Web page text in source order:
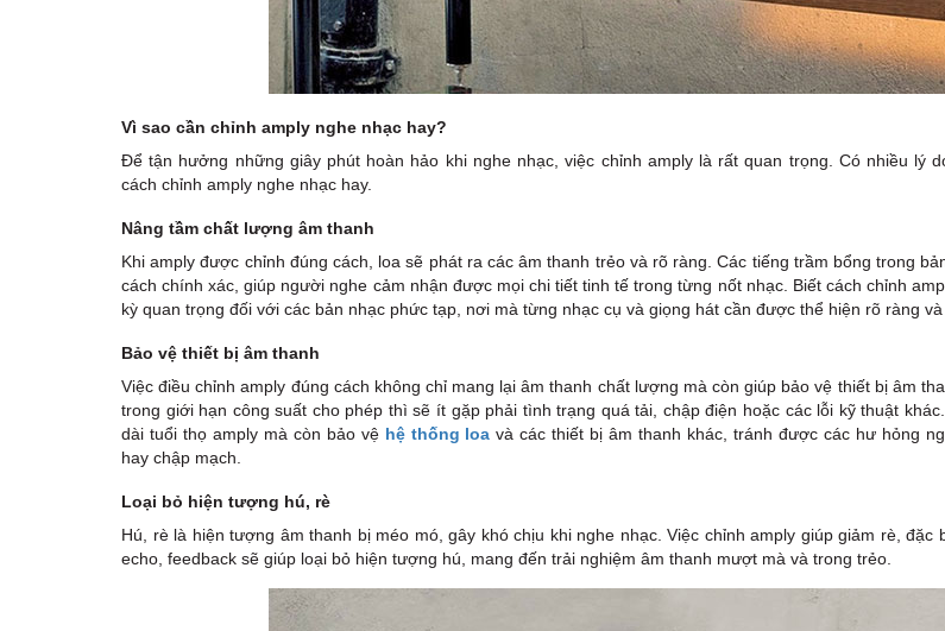
Vì sao cần chỉnh amply nghe nhạc hay?
Để tận hưởng những giây phút hoàn hảo khi nghe nhạc, việc chỉnh amply là rất quan trọng. Có nhiều lý
cách chỉnh amply nghe nhạc hay.
Nâng tầm chất lượng âm thanh
Khi amply được chỉnh đúng cách, loa sẽ phát ra các âm thanh trẻo và rõ ràng. Các tiếng trầm bổng trong
cách chính xác, giúp người nghe cảm nhận được mọi chi tiết tinh tế trong từng nốt nhạc. Biết cách chỉnh
kỳ quan trọng đối với các bản nhạc phức tạp, nơi mà từng nhạc cụ và giọng hát cần được thể hiện rõ ràng và
Bảo vệ thiết bị âm thanh
Việc điều chỉnh amply đúng cách không chỉ mang lại âm thanh chất lượng mà còn giúp bảo vệ thiết bị âm
trong giới hạn công suất cho phép thì sẽ ít gặp phải tình trạng quá tải, chập điện hoặc các lỗi kỹ thuật
dài tuổi thọ amply mà còn bảo vệ hệ thống loa và các thiết bị âm thanh khác, tránh được các hư hỏng
hay chập mạch.
Loại bỏ hiện tượng hú, rè
Hú, rè là hiện tượng âm thanh bị méo mó, gây khó chịu khi nghe nhạc. Việc chỉnh amply giúp giảm rè, đặc
echo, feedback sẽ giúp loại bỏ hiện tượng hú, mang đến trải nghiệm âm thanh mượt mà và trong trẻo.